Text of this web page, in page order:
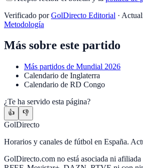
Verificado por GolDirecto Editorial ·
Metodología
Más sobre este partido
Más partidos de Mundial 2026
Calendario de Inglaterra
Calendario de RD Congo
¿Te ha servido esta página?
👍 👎
GolDirecto
Horarios y canales de fútbol en España.
GolDirecto.com no está asociada ni